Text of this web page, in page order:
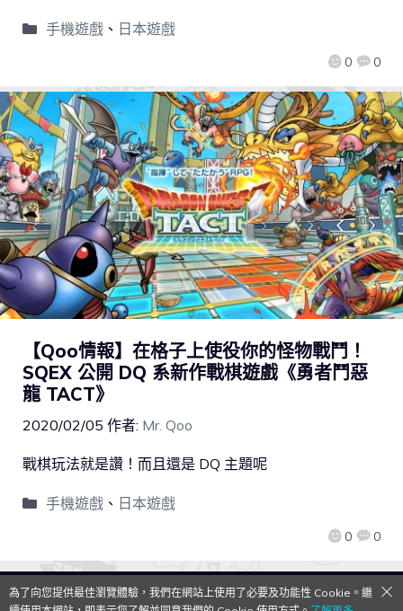
0 0
手機遊戲、 日本遊戲
【Qoo情報】在格子上使役你的怪物戰鬥！
SQEX 公開 DQ 系新作戰棋遊戲《勇者鬥惡
龍 TACT》
2020/02/05 作者: Mr. Qoo
0 0
戰棋玩法就是讚！而且還是 DQ 主題呢
手機遊戲、 日本遊戲
QooApp Limited © 2026
為了向您提供最佳瀏覽體驗，我們在網站上使用了必要及功能性 Cookie。繼